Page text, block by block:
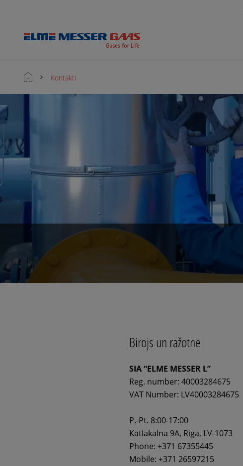
Kontakti
Birojs un ražotne
SIA “ELME MESSER L”
Reg. number: 40003284675
VAT Number: LV40003284675
P.-Pt. 8:00-17:00
Katlakalna 9A, Riga, LV-1073
Phone: +371 67355445
Mobile: +371 26597215